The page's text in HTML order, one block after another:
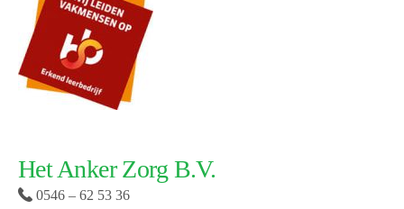
Het Anker Zorg B.V.
0546 – 62 53 36